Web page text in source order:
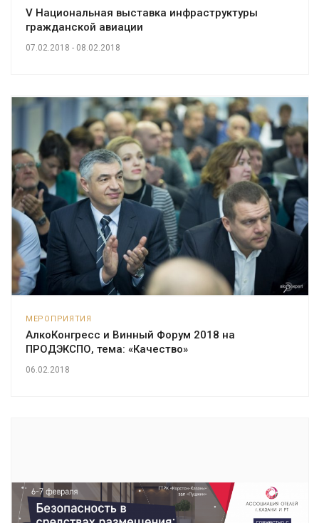
V Национальная выставка инфраструктуры
гражданской авиации
07.02.2018 - 08.02.2018
МЕРОПРИЯТИЯ
АлкоКонгресс и Винный Форум 2018 на
ПРОДЭКСПО, тема: «Качество»
06.02.2018